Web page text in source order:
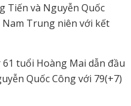
Tiến và Nguyễn Quốc
Trung niên với kết
tuổi Hoàng Mai dẫn đầu
Quốc Công với 79(+7)